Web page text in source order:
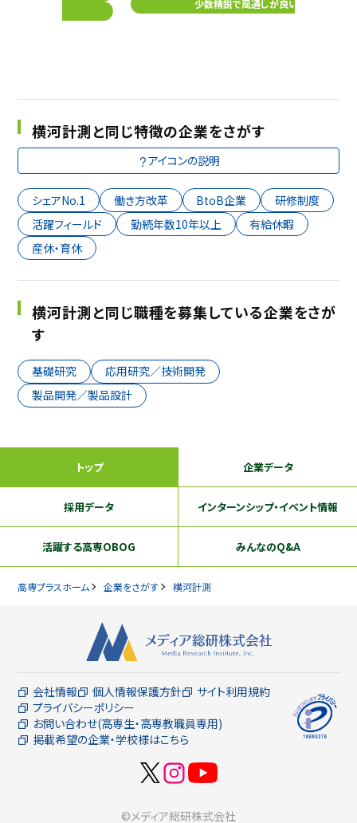
少数精鋭で風通しが良い
横河計測と同じ特徴の企業をさがす
アイコンの説明
シェアNo.1 働き方改革 BtoB企業
研修制度
活躍フィールド
勤続年数10年以上
有給休暇
産休・育休
横河計測と同じ職種を募集している企業をさが
す
基礎研究
応用研究／技術開発
製品開発／製品設計
トップ 企業データ
採用データ インターンシップ・イベント情報
活躍する高専OBOG みんなのQ&A
高専プラスホーム 企業をさがす 横河計測
会社情報 個人情報保護方針
サイト利用規約
プライバシーポリシー
お問い合わせ(高専生・高専教職員専用)
掲載希望の企業・学校様はこちら
©メディア総研株式会社